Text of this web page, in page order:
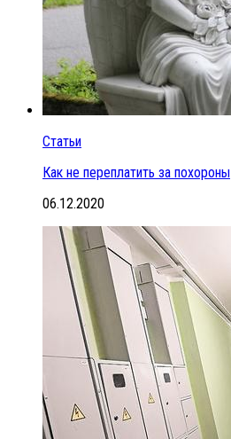
Статьи
Как не переплатить за похороны
06.12.2020